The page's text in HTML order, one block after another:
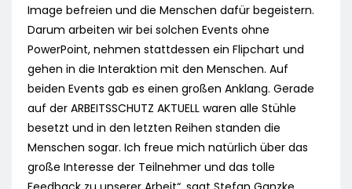
Image befreien und die Menschen dafür begeistern.
Darum arbeiten wir bei solchen Events ohne
PowerPoint, nehmen stattdessen ein Flipchart und
gehen in die Interaktion mit den Menschen. Auf
beiden Events gab es einen großen Anklang. Gerade
auf der ARBEITSSCHUTZ AKTUELL waren alle Stühle
besetzt und in den letzten Reihen standen die
Menschen sogar. Ich freue mich natürlich über das
große Interesse der Teilnehmer und das tolle